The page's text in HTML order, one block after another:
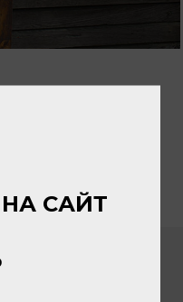
САЙТ